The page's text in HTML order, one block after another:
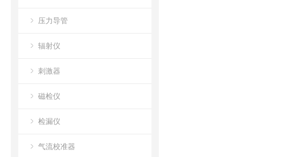
压力导管
辐射仪
刺激器
磁检仪
检漏仪
气流校准器